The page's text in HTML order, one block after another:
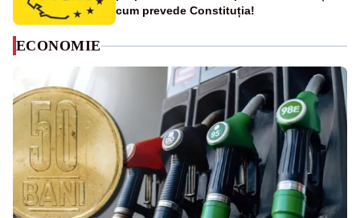
cum prevede Constituția!
ECONOMIE